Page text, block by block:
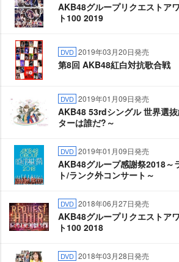
AKB48グループリクエストア
ト100 2019
DVD 2019年03月20日発売
第8回 AKB48紅白対抗歌合戦
DVD 2019年01月09日発売
AKB48 53rdシングル 世界選
ターは誰だ?～
DVD 2019年01月09日発売
AKB48グループ感謝祭2018～
ト/ランク外コンサート～
DVD 2018年06月27日発売
AKB48グループリクエストア
ト100 2018
DVD 2018年03月28日発売